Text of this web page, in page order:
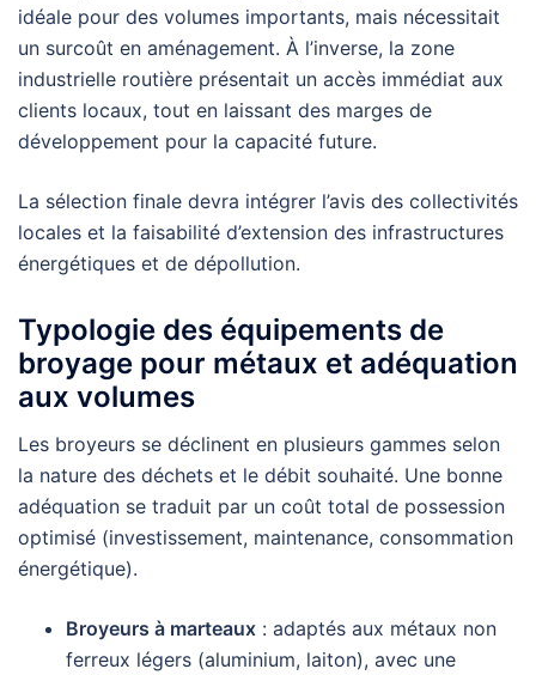
idéale pour des volumes importants, mais nécessitait
un surcoût en aménagement. À l’inverse, la zone
industrielle routière présentait un accès immédiat aux
clients locaux, tout en laissant des marges de
développement pour la capacité future.
La sélection finale devra intégrer l’avis des collectivités
locales et la faisabilité d’extension des infrastructures
énergétiques et de dépollution.
Typologie des équipements de
broyage pour métaux et adéquation
aux volumes
Les broyeurs se déclinent en plusieurs gammes selon
la nature des déchets et le débit souhaité. Une bonne
adéquation se traduit par un coût total de possession
optimisé (investissement, maintenance, consommation
énergétique).
Broyeurs à marteaux : adaptés aux métaux non
ferreux légers (aluminium, laiton), avec une